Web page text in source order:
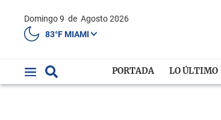
Domingo 9 de Agosto 2026
83°F MIAMI
PORTADA LO ÚLTIMO